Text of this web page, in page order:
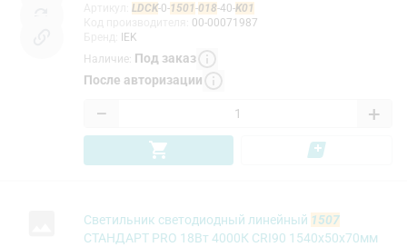
LDCK-0-1501-018-40-K01
00-00071987
IEK
Наличие: Под заказ
После авторизации
− +
Светильник светодиодный линейный 1507
СТАНДАРТ PRO 18Вт 4000К CRI90 1540х50х70мм